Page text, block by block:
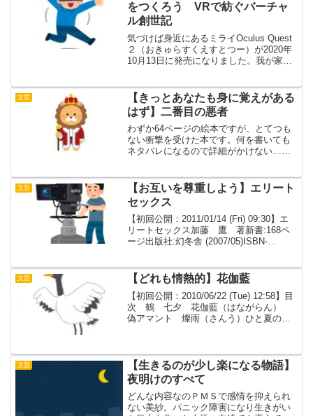
をつくろう VRで紡ぐバーチャ
ル創世記
気づけば身近にあるミライOculus Quest
２（おきゅらすくえすとつー）が2020年
10月13日に発売になりました。我が家も
ぞや？」とお思いの方もいらっしゃい...
文芸
【きっとあなたも身に覚えがある
はず】二番目の悪者
わずか64ページの絵本ですが、とてつも
ない衝撃を受けた本です。何を書いても
ネタバレになるので詳細がかけない…。
ふさわしいと思っていた。ところが、街
はずれに住む優しい銀の...
文芸
【お互いを尊重しよう】エリート
セックス
【初回公開：2011/01/14 (Fri) 09:30】エ
リートセックス加藤 鷹 著新書:168ペ
ージ出版社:幻冬舎 (2007/05)ISBN-
文芸 【どれも情熱的】花伽藍
【初回公開：2010/06/22 (Tue) 12:58】目
次 鶴 七夕 花伽藍（はながらん）
偽アマント 燦雨（さんう）ひと夏の狂
と...
文芸
【生きるのが少し楽になる物語】
夜明けのすべて
どんな内容なのＰＭＳで感情を抑えられ
ない美紗。パニック障害になり生きがい